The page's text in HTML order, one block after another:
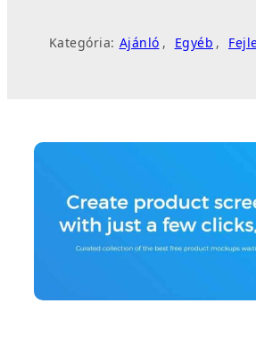
Kategória: Ajánló , Egyéb ,